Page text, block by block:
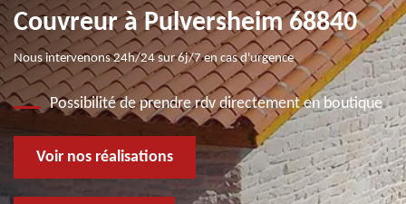
Couvreur à Pulversheim 68840
Nous intervenons 24h/24 sur 6j/7 en cas d'urgence
Possibilité de prendre rdv directement en boutique
Voir nos réalisations